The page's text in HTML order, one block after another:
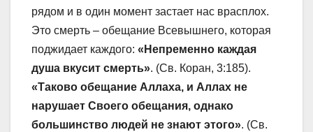
рядом и в один момент застает нас врасплох.
Это смерть – обещание Всевышнего, которая
поджидает каждого: «Непременно каждая
душа вкусит смерть». (Св. Коран, 3:185).
«Таково обещание Аллаха, и Аллах не
нарушает Своего обещания, однако
большинство людей не знают этого». (Св.